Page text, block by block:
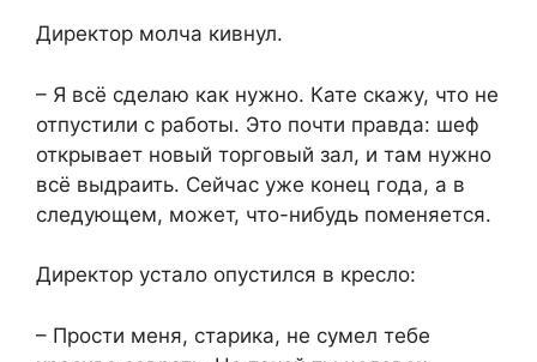
Директор молча кивнул.
– Я всё сделаю как нужно. Кате скажу, что не
отпустили с работы. Это почти правда: шеф
открывает новый торговый зал, и там нужно
всё выдраить. Сейчас уже конец года, а в
следующем, может, что-нибудь поменяется.
Директор устало опустился в кресло:
– Прости меня, старика, не сумел тебе